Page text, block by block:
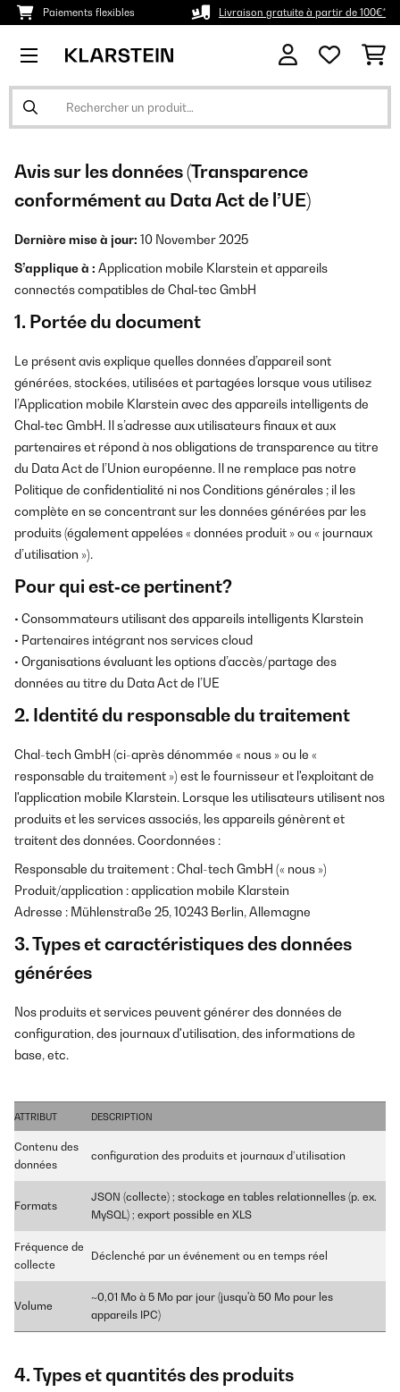
Paiements flexibles Livraison gratuite à partir de 100€*
Avis sur les données (Transparence
conformément au Data Act de l’UE)
Dernière mise à jour: 10 November 2025
S’applique à : Application mobile Klarstein et appareils
connectés compatibles de Chal‑tec GmbH
1. Portée du document
Le présent avis explique quelles données d’appareil sont
générées, stockées, utilisées et partagées lorsque vous utilisez
l’Application mobile Klarstein avec des appareils intelligents de
Chal‑tec GmbH. Il s’adresse aux utilisateurs finaux et aux
partenaires et répond à nos obligations de transparence au titre
du Data Act de l’Union européenne. Il ne remplace pas notre
Politique de confidentialité ni nos Conditions générales ; il les
complète en se concentrant sur les données générées par les
produits (également appelées « données produit » ou « journaux
d’utilisation »).
Pour qui est‑ce pertinent?
• Consommateurs utilisant des appareils intelligents Klarstein
• Partenaires intégrant nos services cloud
• Organisations évaluant les options d’accès/partage des
données au titre du Data Act de l’UE
2. Identité du responsable du traitement
Chal-tech GmbH (ci-après dénommée « nous » ou le «
responsable du traitement ») est le fournisseur et l'exploitant de
l'application mobile Klarstein. Lorsque les utilisateurs utilisent nos
produits et les services associés, les appareils génèrent et
traitent des données. Coordonnées :
Responsable du traitement : Chal-tech GmbH (« nous »)
Produit/application : application mobile Klarstein
Adresse : Mühlenstraße 25, 10243 Berlin, Allemagne
3. Types et caractéristiques des données
générées
Nos produits et services peuvent générer des données de
configuration, des journaux d'utilisation, des informations de
base, etc.
ATTRIBUT DESCRIPTION
Contenu des
données
configuration des produits et journaux d’utilisation
Formats
JSON (collecte) ; stockage en tables relationnelles (p. ex.
MySQL) ; export possible en XLS
Fréquence de
collecte
Déclenché par un événement ou en temps réel
Volume
~0,01 Mo à 5 Mo par jour (jusqu'à 50 Mo pour les
appareils IPC)
4. Types et quantités des produits